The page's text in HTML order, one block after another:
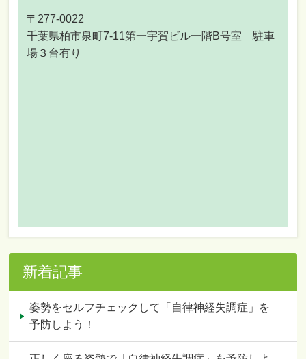
〒277-0022
千葉県柏市泉町7-11第一宇賀ビル一階B号室 駐車
場３台有り
新着記事
姿勢をセルフチェックして「自律神経失調症」を
予防しよう！